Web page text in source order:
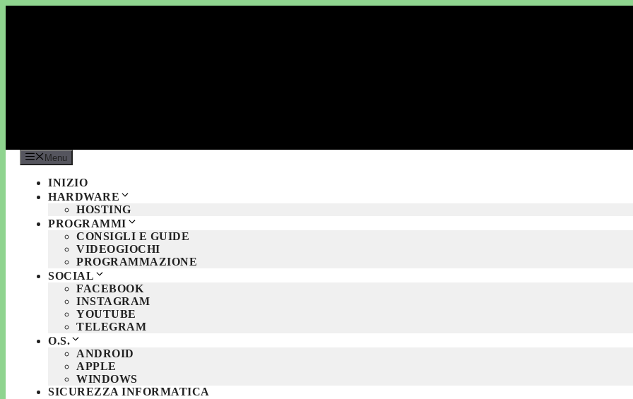
Menu
INIZIO
HARDWARE
HOSTING
PROGRAMMI
CONSIGLI E GUIDE
VIDEOGIOCHI
PROGRAMMAZIONE
SOCIAL
FACEBOOK
INSTAGRAM
YOUTUBE
TELEGRAM
O.S.
ANDROID
APPLE
WINDOWS
SICUREZZA INFORMATICA